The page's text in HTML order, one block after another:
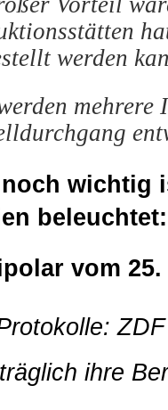
werden
mehrere
noch wichtig
beleuchtet:
vom 25.
ihre